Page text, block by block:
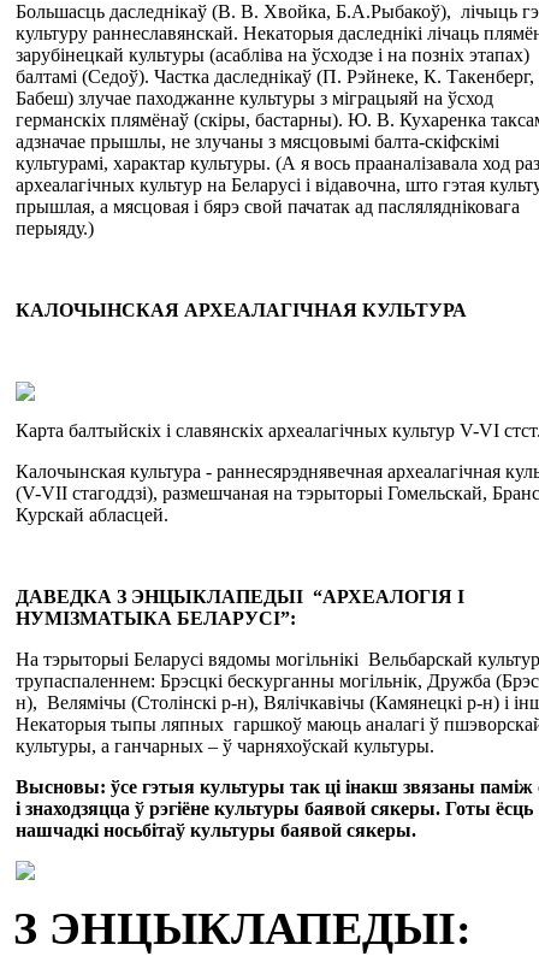
Большасць даследнікаў (В. В. Хвойка, Б.А.Рыбакоў), лічыць
культуру раннеславянскай. Некаторыя даследнікі лічаць
зарубінецкай культуры (асабліва на ўсходзе і на позніх этапах)
балтамі (Седоў). Частка даследнікаў (П. Рэйнеке, К.
Бабеш) злучае паходжанне культуры з міграцыяй на ўсход
германскіх плямёнаў (скіры, бастарны). Ю. В. Кухаренка
адзначае прышлы, не злучаны з мясцовымі балта-скіфскімі
культурамі, характар культуры. (А я вось прааналізавала ход
археалагічных культур на Беларусі і відавочна, што гэтая
прышлая, а мясцовая і бярэ свой пачатак ад паслялядніковага
перыяду.)
КАЛОЧЫНСКАЯ АРХЕАЛАГІЧНАЯ КУЛЬТУРА
Карта балтыйскіх і славянскіх археалагічных культур V-VI
Калочынская культура - раннесярэднявечная археалагічная
(V-VII стагоддзі), размешчаная на тэрыторыі Гомельскай,
Курскай абласцей.
ДАВЕДКА З ЭНЦЫКЛАПЕДЫІ “АРХЕАЛОГІЯ І
НУМІЗМАТЫКА БЕЛАРУСІ”:
На тэрыторыі Беларусі вядомы могільнікі Вельбарскай
трупаспаленнем: Брэсцкі бескурганны могільнік, Дружба
н), Велямічы (Столінскі р-н), Вялічкавічы (Камянецкі р-н) і
Некаторыя тыпы ляпных гаршкоў маюць аналагі ў
культуры, а ганчарных – ў чарняхоўскай культуры.
Высновы: ўсе гэтыя культуры так ці інакш звязаны паміж
і знаходзяцца ў рэгіёне культуры баявой сякеры. Готы ёсць
нашчадкі носьбітаў культуры баявой сякеры.
З ЭНЦЫКЛАПЕДЫІ: